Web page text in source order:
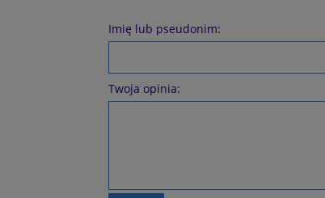
Imię lub pseudonim:
Twoja opinia: